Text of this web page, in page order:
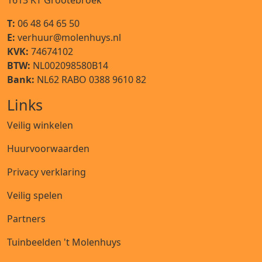
T: 06 48 64 65 50
E: verhuur@molenhuys.nl
KVK: 74674102
BTW: NL002098580B14
Bank: NL62 RABO 0388 9610 82
Links
Veilig winkelen
Huurvoorwaarden
Privacy verklaring
Veilig spelen
Partners
Tuinbeelden 't Molenhuys